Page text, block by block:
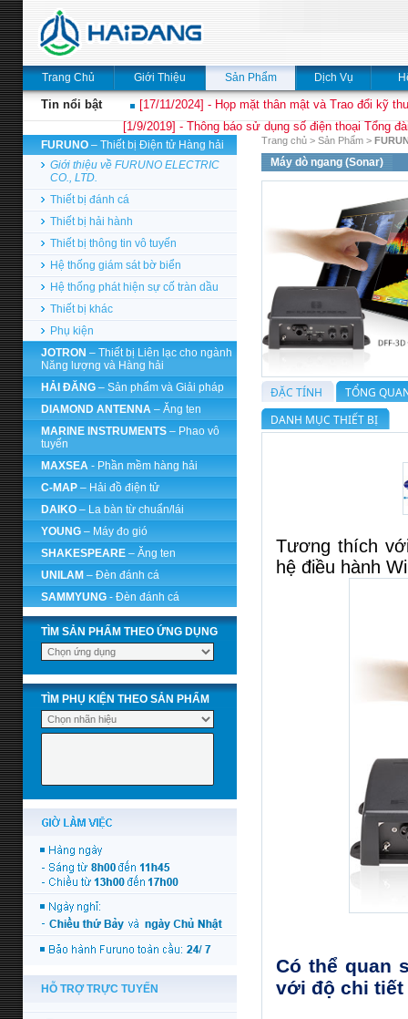
Trang Chủ Giới Thiệu Sản Phẩm Dịch Vụ
Tin nổi bật
[17/11/2024] - Họp mặt thân mật và Trao đổi kỹ
[1/9/2019] - Thông báo sử dụng số điện thoại Tổng
FURUNO – Thiết bị Điện tử Hàng hải
Giới thiệu về FURUNO ELECTRIC
CO., LTD.
Thiết bị đánh cá
Thiết bị hải hành
Thiết bị thông tin vô tuyến
Hệ thống giám sát bờ biển
Hệ thống phát hiện sự cố tràn dầu
Thiết bị khác
Phụ kiện
JOTRON – Thiết bị Liên lạc cho ngành
Năng lượng và Hàng hải
HẢI ĐĂNG – Sản phẩm và Giải pháp
DIAMOND ANTENNA – Ăng ten
MARINE INSTRUMENTS – Phao vô
tuyến
MAXSEA - Phần mềm hàng hải
C-MAP – Hải đồ điện tử
DAIKO – La bàn từ chuẩn/lái
YOUNG – Máy đo gió
SHAKESPEARE – Ăng ten
UNILAM – Đèn đánh cá
SAMMYUNG - Đèn đánh cá
TÌM SẢN PHẨM THEO ỨNG DỤNG
TÌM PHỤ KIỆN THEO SẢN PHẨM
Trang chủ > Sản Phẩm >
Máy dò ngang (Sonar)
ĐẶC TÍNH
TỔNG
DANH MỤC THIẾT BỊ
Tương thích
hệ điều hành
Có thể quan
với độ chi tiết